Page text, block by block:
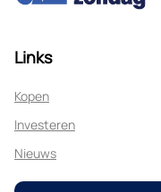
Links
Kopen
Investeren
Nieuws